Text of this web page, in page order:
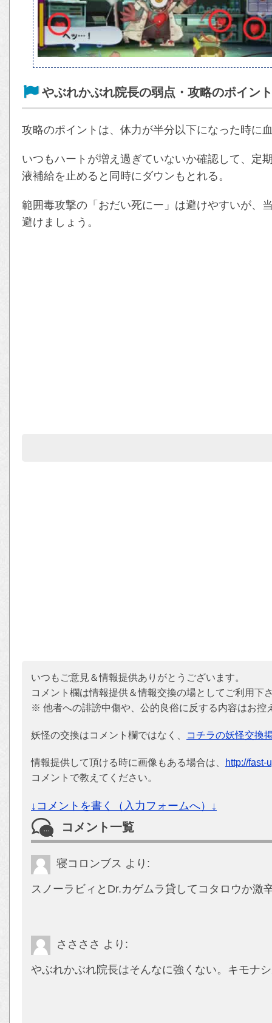
やぶれかぶれ院長の弱点・攻略のポイント
攻略のポイントは、体力が半分以下になった時に
いつもハートが増え過ぎていないか確認して、定
液補給を止めると同時にダウンもとれる。
範囲毒攻撃の「おだい死にー」は避けやすいが、
避けましょう。
いつもご意見＆情報提供ありがとうございます。
コメント欄は情報提供＆情報交換の場としてご利用下
※ 他者への誹謗中傷や、公的良俗に反する内容はお控
妖怪の交換はコメント欄ではなく、 コチラの妖怪交換
情報提供して頂ける時に画像もある場合は、
http://fast-
コメントで教えてください。
↓コメントを書く（入力フォームへ）↓
コメント一覧
寝コロンブス より:
スノーラビィとDr.カゲムラ貸してコタロウか激
ささささ より:
やぶれかぶれ院長はそんなに強くない。キモナ